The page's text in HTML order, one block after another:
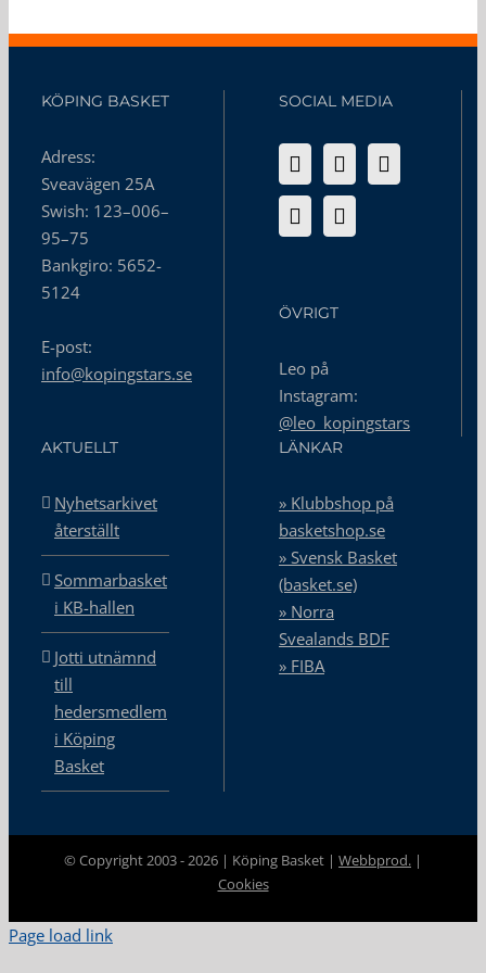
hedersmedlem
KÖPING BASKET
Adress:
Sveavägen 25A
Swish: 123–006–
95–75
Bankgiro: 5652-
5124
E-post:
info@kopingstars.se
SOCIAL MEDIA
ÖVRIGT
Leo på
Instagram:
@leo_kopingstars
AKTUELLT
Nyhetsarkivet
återställt
Sommarbasket
i KB-hallen
Jotti utnämnd
till
hedersmedlem
i Köping
Basket
LÄNKAR
» Klubbshop på
basketshop.se
» Svensk Basket
(basket.se)
» Norra
Svealands BDF
» FIBA
© Copyright 2003 -2026 | Köping Basket | Webbprod. |
Cookies
Page load link